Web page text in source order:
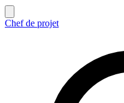
Chef de projet